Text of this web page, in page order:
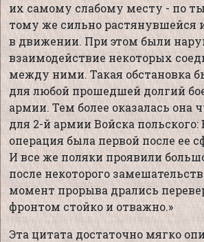
их самому слабому месту - по
тому же сильно растянувшейся
в движении. При этом были
взаимодействие некоторых
между ними. Такая обстановка
для любой прошедшей долгий
армии. Тем более оказалась она
для 2-й армии Войска польского:
операция была первой после ее
И все же поляки проявили
после некоторого
момент прорыва дрались
фронтом стойко и отважно.»
Эта цитата достаточно мягко